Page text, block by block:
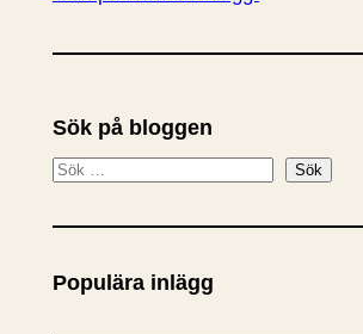
Sök på bloggen
S
k
Sök
Populära inlägg